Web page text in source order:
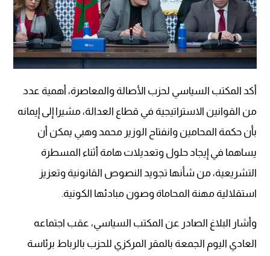
أكد المكتب السياسي لحزب الأصالة والمعاصرة، أهمية عدد
من القوانين الاستراتيجية في قطاع العدالة، مشيرا إلى إيمانه
بأن حكمة المحامين وانفتاح الوزير محمد وهبي يمكن أن
يساهما في إيجاد حلول وتعديلات هامة أثناء المسطرة
التشريعية، من شأنها تجويد النصوص القانونية وتعزيز
استقلالية مهنة المحاماة وصون مبادئها الكونية.
وأشار البلاغ الصادر عن المكتب السياسي، عقب اجتماعه
العادي اليوم الجمعة بالمقر المركزي للحزب بالرباط برئاسة